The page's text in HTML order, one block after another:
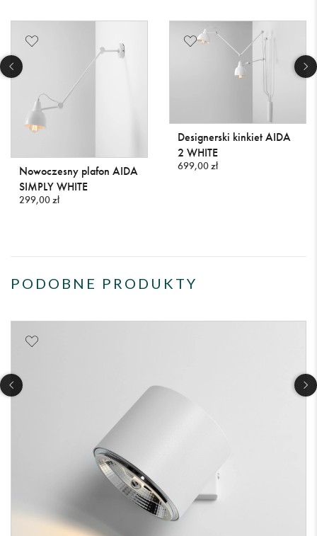
Nowoczesny plafon AIDA
SIMPLY WHITE
299,00 zł
Designerski kinkiet AIDA
2 WHITE
699,00 zł
PODOBNE PRODUKTY